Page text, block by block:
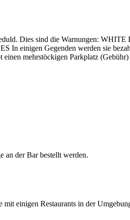
Dies sind die Warnungen:
In einigen Gegenden werden sie
mehrstöckigen Parkplatz
an der Bar bestellt werden.
einigen Restaurants in der